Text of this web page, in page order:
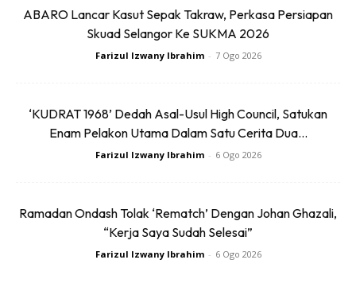
Ads
dalam badan kepada Angiotensin.
Salah satu fungsi angiotensin ini pulak
ABARO Lancar Kasut Sepak Takraw, Perkasa Persiapan
Skuad Selangor Ke SUKMA 2026
Farizul Izwany Ibrahim - 7 Ogo 2026
‘KUDRAT 1968’ Dedah Asal-Usul High Council, Satukan
Enam Pelakon Utama Dalam Satu Cerita Dua...
Farizul Izwany Ibrahim - 6 Ogo 2026
Ramadan Ondash Tolak ‘Rematch’ Dengan Johan Ghazali,
“Kerja Saya Sudah Selesai”
Farizul Izwany Ibrahim - 6 Ogo 2026